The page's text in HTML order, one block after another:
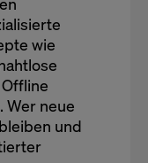
wie
Wer neue
und